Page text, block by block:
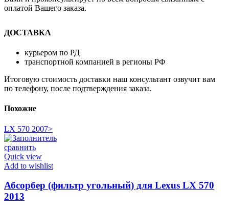
оплатой Вашего заказа.
ДОСТАВКА
курьером по РД
транспортной компанией в регионы РФ
Итоговую стоимость доставки наш консультант озвучит вам
по телефону, после подтверждения заказа.
Похожие
LX 570 2007>
сравнить
Quick view
Add to wishlist
Абсорбер (фильтр угольный) для Lexus LX 570
2013